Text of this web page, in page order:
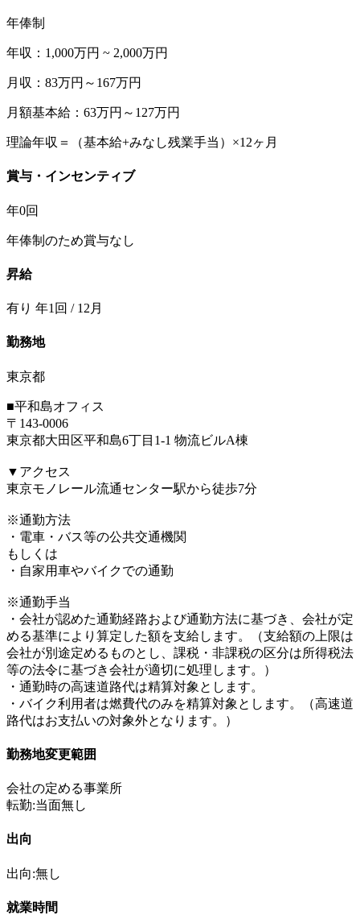
年俸制
年収：1,000万円 ~ 2,000万円
月収：83万円～167万円
月額基本給：63万円～127万円
理論年収＝（基本給+みなし残業手当）×12ヶ月
賞与・インセンティブ
年0回
年俸制のため賞与なし
昇給
有り 年1回 / 12月
勤務地
東京都
■平和島オフィス
〒143-0006
東京都大田区平和島6丁目1-1 物流ビルA棟
▼アクセス
東京モノレール流通センター駅から徒歩7分
※通勤方法
・電車・バス等の公共交通機関
もしくは
・自家用車やバイクでの通勤
※通勤手当
・会社が認めた通勤経路および通勤方法に基づき、会社が定
める基準により算定した額を支給します。（支給額の上限は
会社が別途定めるものとし、課税・非課税の区分は所得税法
等の法令に基づき会社が適切に処理します。）
・通勤時の高速道路代は精算対象とします。
・バイク利用者は燃費代のみを精算対象とします。（高速道
路代はお支払いの対象外となります。）
勤務地変更範囲
会社の定める事業所
転勤:当面無し
出向
出向:無し
就業時間